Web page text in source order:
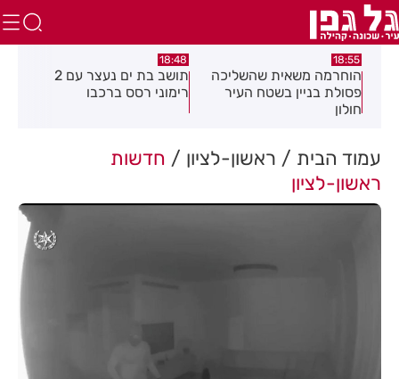
18:55
הוחרמה משאית שהשליכה
פסולת בניין בשטח העיר
חולון
18:48
תושב בת ים נעצר עם 2
רימוני רסס ברכבו
עמוד הבית ראשון-לציון
חדשות
ראשון-לציון